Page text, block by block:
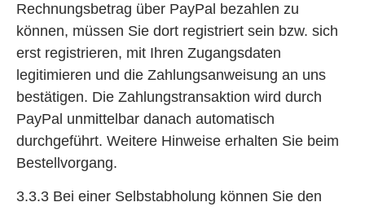
Rechnungsbetrag über PayPal bezahlen zu
können, müssen Sie dort registriert sein bzw. sich
erst registrieren, mit Ihren Zugangsdaten
legitimieren und die Zahlungsanweisung an uns
bestätigen. Die Zahlungstransaktion wird durch
PayPal unmittelbar danach automatisch
durchgeführt. Weitere Hinweise erhalten Sie beim
Bestellvorgang.
3.3.3 Bei einer Selbstabholung können Sie den